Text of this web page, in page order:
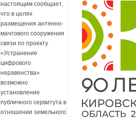
настоящим сообщает,
что в целях
размещения антенно-
мачтового сооружения
связи по проекту
«Устранение
цифрового
неравенства»
возможно
установление
публичного сервитута в
отношении земельного